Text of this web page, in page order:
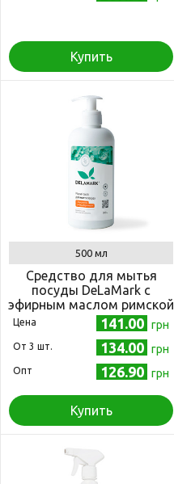
Купить
500 мл
Средство для мытья
посуды DeLaMark с
эфирным маслом римской
ромашки 500 мл
Цена 141.00 грн
Oт 3 шт. 134.00 грн
Опт 126.90 грн
Купить